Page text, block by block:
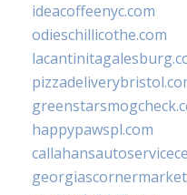
ideacoffeenyc.com
odieschillicothe.com
happypawspl.com